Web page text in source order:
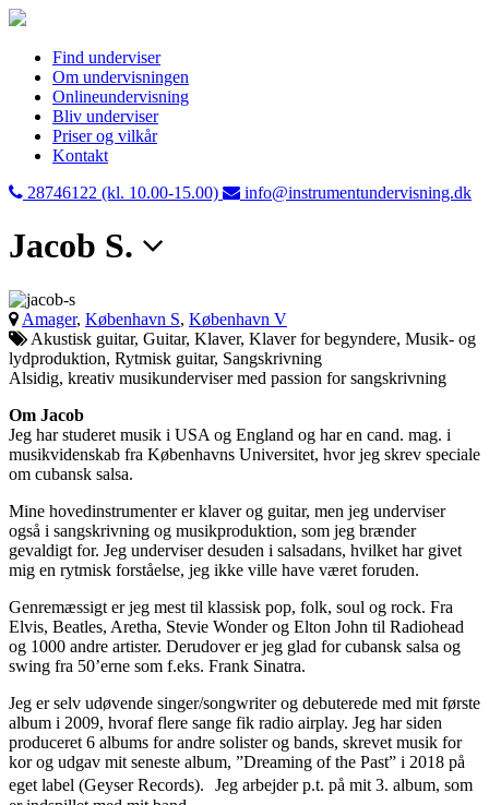
Find underviser
Om undervisningen
Onlineundervisning
Bliv underviser
Priser og vilkår
Kontakt
28746122 (kl. 10.00-15.00)
info@instrumentundervisning.dk
Jacob S.
Amager, København S, København V
Akustisk guitar, Guitar, Klaver, Klaver for begyndere, Musik- og
lydproduktion, Rytmisk guitar, Sangskrivning
Alsidig, kreativ musikunderviser med passion for sangskrivning
Om Jacob
Jeg har studeret musik i USA og England og har en cand. mag. i
musikvidenskab fra Københavns Universitet, hvor jeg skrev speciale
om cubansk salsa.
Mine hovedinstrumenter er klaver og guitar, men jeg underviser
også i sangskrivning og musikproduktion, som jeg brænder
gevaldigt for. Jeg underviser desuden i salsadans, hvilket har givet
mig en rytmisk forståelse, jeg ikke ville have været foruden.
Genremæssigt er jeg mest til klassisk pop, folk, soul og rock. Fra
Elvis, Beatles, Aretha, Stevie Wonder og Elton John til Radiohead
og 1000 andre artister. Derudover er jeg glad for cubansk salsa og
swing fra 50’erne som f.eks. Frank Sinatra.
Jeg er selv udøvende singer/songwriter og debuterede med mit første
album i 2009, hvoraf flere sange fik radio airplay. Jeg har siden
produceret 6 albums for andre solister og bands, skrevet musik for
kor og udgav mit seneste album, ”Dreaming of the Past” i 2018 på
eget label (Geyser Records). Jeg arbejder p.t. på mit 3. album, som